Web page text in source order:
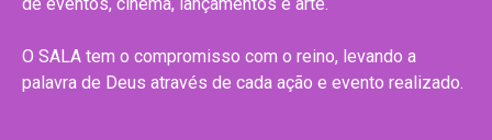
O SALA tem o compromisso com o reino, levando a
palavra de Deus através de cada ação e evento realizado.